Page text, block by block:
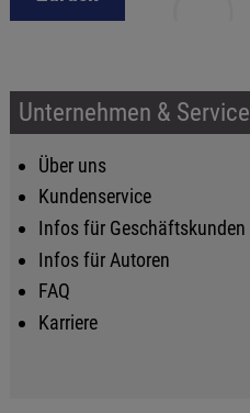
Unternehmen & Service
Über uns
Kundenservice
Infos für Geschäftskunden
Infos für Autoren
FAQ
Karriere